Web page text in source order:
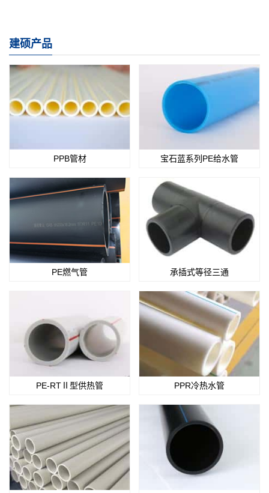
建硕产品
PPB管材 宝石蓝系列PE给水管
PE燃气管 承插式等径三通
PE-RTⅡ型供热管 PPR冷热水管